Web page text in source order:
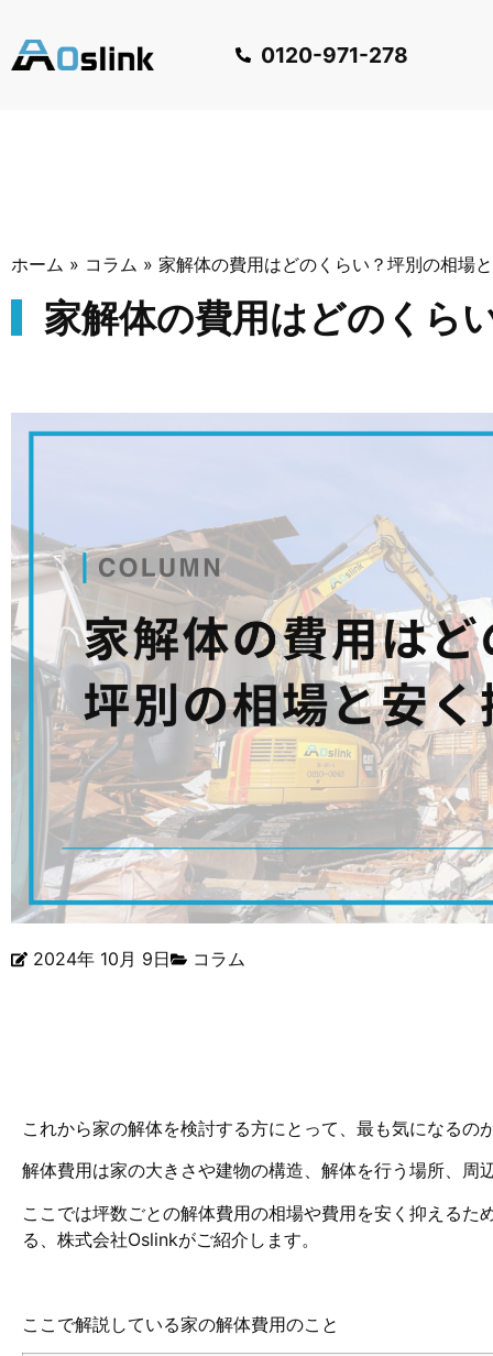
0120-971-278
ホーム » コラム » 家解体の費用はどのくらい？坪別の相場
家解体の費用はどのくら
2024年 10月 9日 コラム
これから家の解体を検討する方にとって、最も気になるの
解体費用は家の大きさや建物の構造、解体を行う場所、周
ここでは坪数ごとの解体費用の相場や費用を安く抑える
る、株式会社Oslinkがご紹介します。
ここで解説している家の解体費用のこと